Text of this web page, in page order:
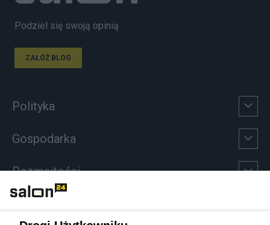
Podziel się swoją opinią
ZAŁÓŻ BLOG
Polityka
Gospodarka
Rozmaitości